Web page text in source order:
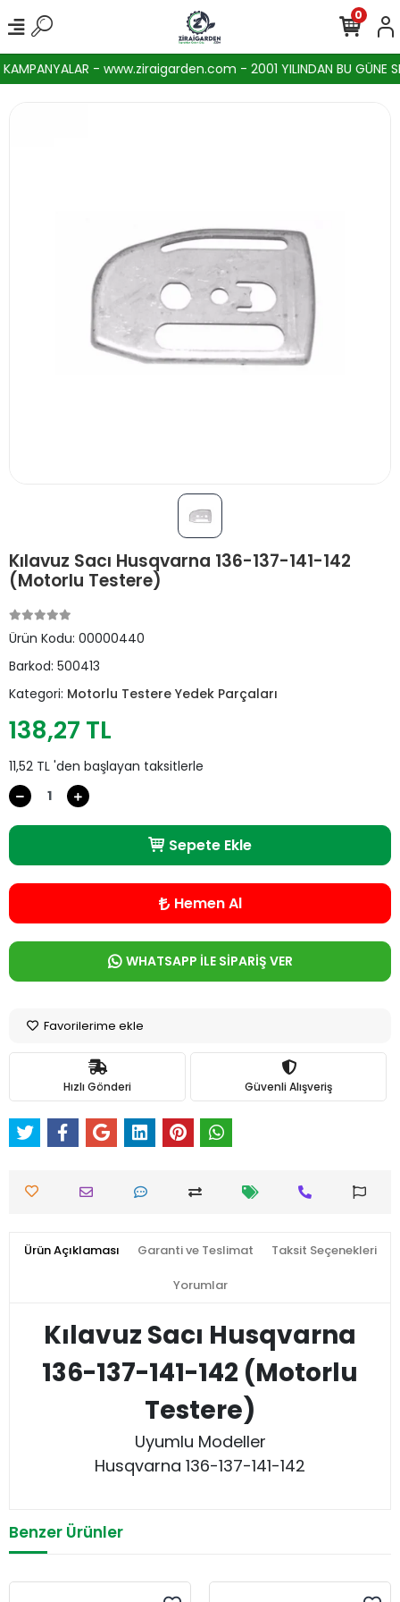
- www.ziraigarden.com - 2001 YILINDAN BU GÜNE
0
Kılavuz Sacı Husqvarna 136-137-141-142
(Motorlu Testere)
Ürün Kodu: 00000440
Barkod: 500413
Kategori: Motorlu Testere Yedek Parçaları
138,27 TL
11,52 TL 'den başlayan taksitlerle
Sepete Ekle
Hemen Al
WHATSAPP İLE SİPARİŞ VER
Favorilerime ekle
Hızlı Gönderi Güvenli Alışveriş
Ürün Açıklaması Garanti ve Teslimat Taksit Seçenekleri
Yorumlar
Kılavuz Sacı Husqvarna
136-137-141-142 (Motorlu
Testere)
Uyumlu Modeller
Husqvarna 136-137-141-142
Benzer Ürünler